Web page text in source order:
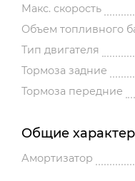
Макс. скорость
Объем топливного
Тип двигателя
Тормоза задние
Тормоза передние
Общие
Амортизатор